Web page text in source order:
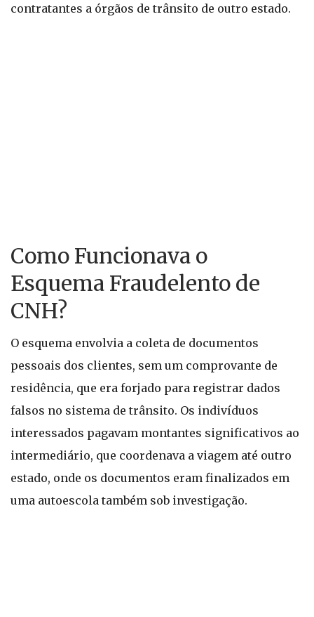
contratantes a órgãos de trânsito de outro estado.
Como Funcionava o
Esquema Fraudelento de
CNH?
O esquema envolvia a coleta de documentos
pessoais dos clientes, sem um comprovante de
residência, que era forjado para registrar dados
falsos no sistema de trânsito. Os indivíduos
interessados pagavam montantes significativos ao
intermediário, que coordenava a viagem até outro
estado, onde os documentos eram finalizados em
uma autoescola também sob investigação.